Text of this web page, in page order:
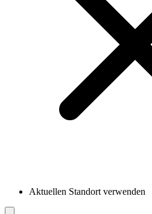
Aktuellen Standort verwenden